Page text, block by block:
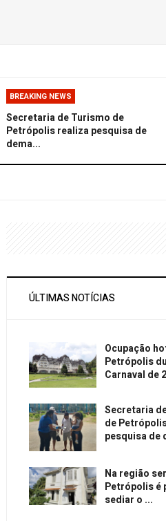
BREAKING NEWS
Secretaria de Turismo de
Petrópolis realiza pesquisa de
dema...
ÚLTIMAS NOTÍCIAS
Ocupação
Petrópolis
Carnaval de
Secretaria
de
pesquisa de
Na região
Petrópolis é
sediar o ...